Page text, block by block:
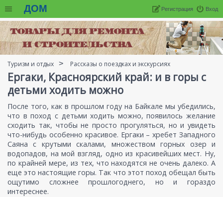
ДОМ Вход
Регистрация
Туризм и отдых Рассказы о поездках и экскурсиях
Ергаки, Красноярский край: и в горы с
детьми ходить можно
После того, как в прошлом году на Байкале мы убедились,
что в поход с детьми ходить можно, появилось желание
сходить так, чтобы не просто прогуляться, но и увидеть
что-нибудь особенно красивое. Ергаки – хребет Западного
Саяна с крутыми скалами, множеством горных озер и
водопадов, на мой взгляд, одно из красивейших мест. Ну,
по крайней мере, из тех, что находятся не очень далеко. А
еще это настоящие горы. Так что этот поход обещал быть
ощутимо сложнее прошлогоднего, но и гораздо
интереснее.